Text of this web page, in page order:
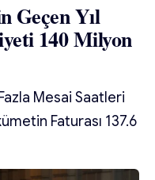
Geçen Yıl
140 Milyon
Mesai Saatleri
Faturası 137.6